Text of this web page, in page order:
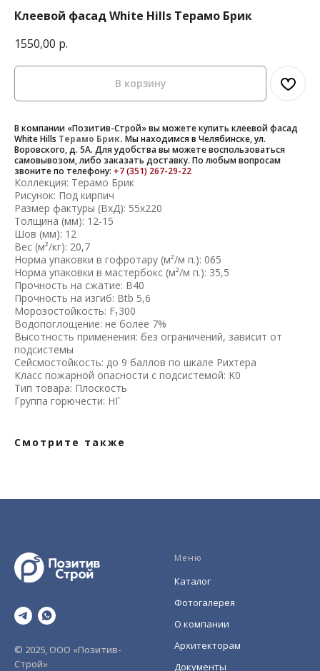
Клеевой фасад White Hills Терамо Брик
1550,00 р.
В корзину
В компании «Позитив-Строй» вы можете купить клеевой фасад
White Hills Терамо Брик. Мы находимся в Челябинске, ул.
Воровского, д. 5А. Для удобства вы можете воспользоваться
самовывозом, либо заказать доставку. По любым вопросам
звоните по телефону: +7 (351) 267-29-22
Коллекция: Терамо Брик
Рисунок: Под кирпич
Размер фактуры (ВхД): 55х220
Толщина (мм): 12-15
Шов (мм): 12
Вес (м²/кг): 20,7
Норма упаковки в гофротару (м²/м п.): 065
Норма упаковки в мастербокс (м²/м п.): 35,5
Прочность на сжатие: B40
Прочность на изгиб: Btb 5,6
Морозостойкость: F₁300
Водопоглощение: не более 7%
Высотность применения: без ограничений, зависит от
подсистемы
Сейсмостойкость: до 9 баллов по шкале Рихтера
Класс пожарной опасности с подсистемой: K0
Тип товара: Плоскость
Группа горючести: НГ
Смотрите также
© 2025, ООО «Позитив-
Строй»
Меню
Каталог
Фотогалерея
О компании
Архитекторам
Документы